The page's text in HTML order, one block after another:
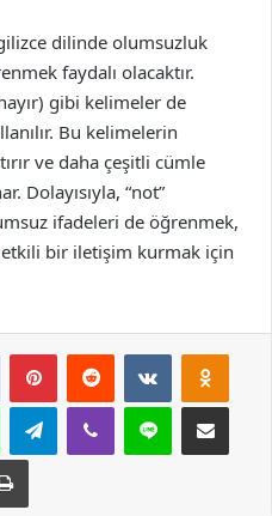
dilinde olumsuzluk
faydalı olacaktır.
gibi kelimeler de
Bu kelimelerin
ve daha çeşitli cümle
Dolayısıyla, “not”
ifadeleri de öğrenmek,
etkili bir iletişim kurmak için
Tumblr PinterestReddit VKontakte
WhatsAppTelegramViber Line E-Posta ile
Yazdır